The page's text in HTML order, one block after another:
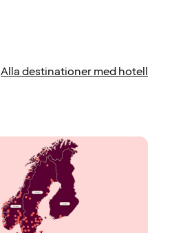
Alla destinationer med hotell